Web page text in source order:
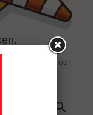
Go to our
